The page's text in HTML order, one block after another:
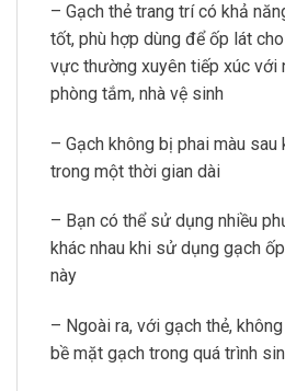
– Gạch thẻ trang trí có khả
tốt, phù hợp dùng để ốp lát
vực thường xuyên tiếp xúc với
phòng tắm, nhà vệ sinh
– Gạch không bị phai màu
trong một thời gian dài
– Bạn có thể sử dụng nhiều
khác nhau khi sử dụng gạch
này
– Ngoài ra, với gạch thẻ,
bề mặt gạch trong quá trình